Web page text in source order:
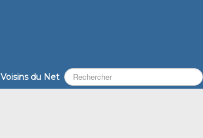
Voisins du Net